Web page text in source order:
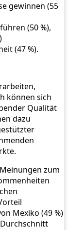
gewinnen (55
(50 %),
(47 %).
können sich
Qualität
dazu
zum
Mexiko (49 %)